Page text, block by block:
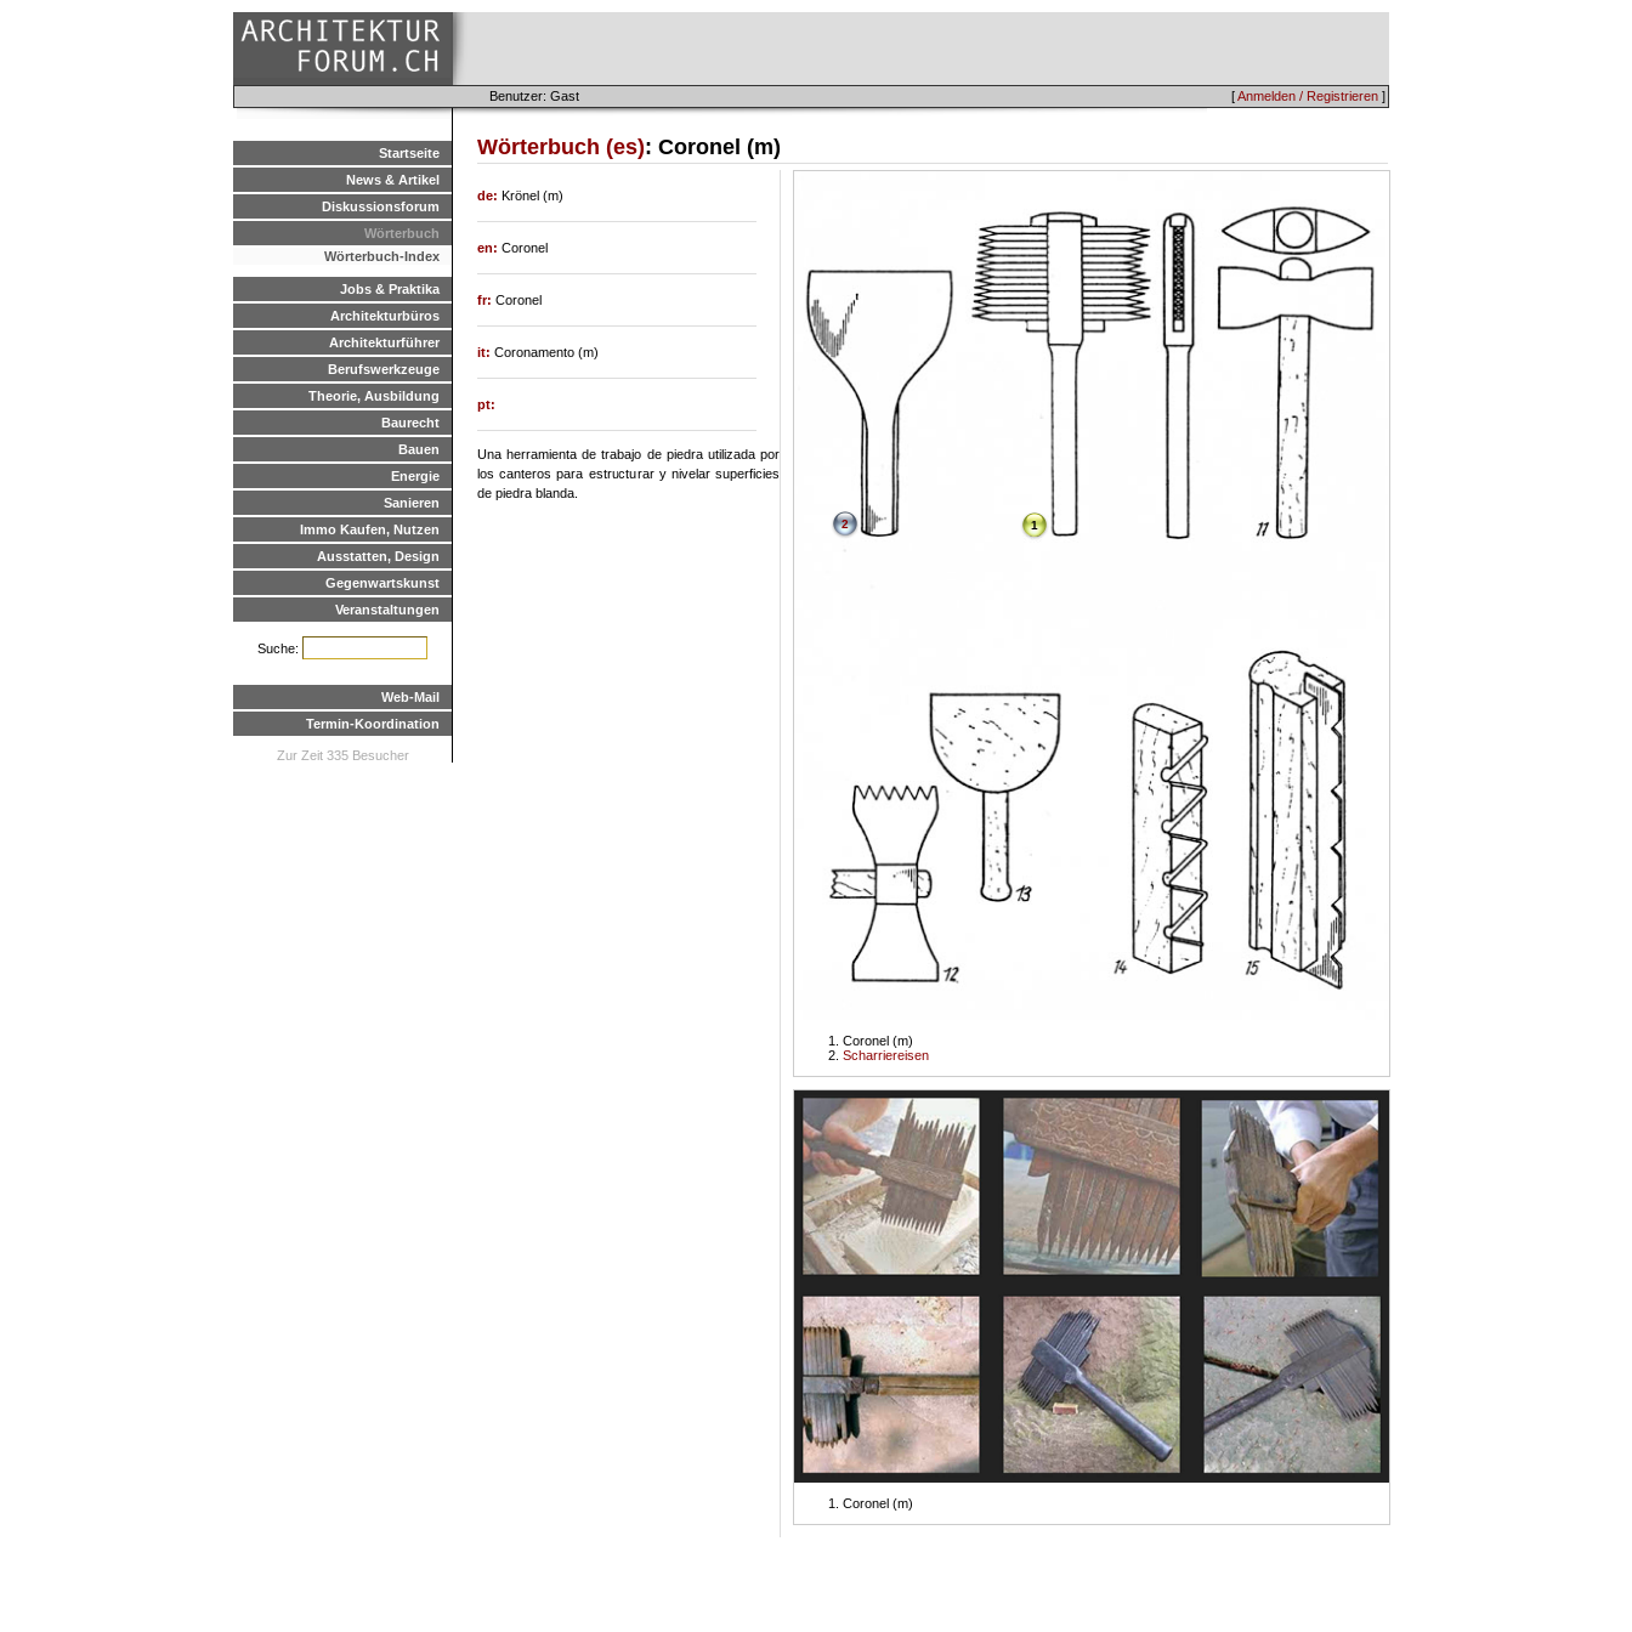
[Anmelden / Registrieren ]
Benutzer: Gast
Startseite
News & Artikel
Diskussionsforum
Wörterbuch
Wörterbuch-Index
Jobs & Praktika
Architekturbüros
Architekturführer
Berufswerkzeuge
Theorie, Ausbildung
Baurecht
Bauen
Energie
Sanieren
Immo Kaufen, Nutzen
Ausstatten, Design
Gegenwartskunst
Veranstaltungen
Suche:
Web-Mail
Termin-Koordination
Zur Zeit 335 Besucher
Wörterbuch (es): Coronel (m)
1
Coronel (m)
Scharriereisen
2
Coronel (m)
de: Krönel (m)
en: Coronel
fr: Coronel
it: Coronamento (m)
pt:
Una herramienta de trabajo de piedra utilizada por
los canteros para estructurar y nivelar superficies
de piedra blanda.